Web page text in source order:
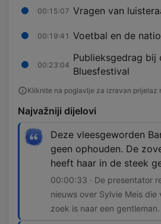
00:15:07 Vragen van
00:19:41 Voetbal en de
00:23:04
Publieksgedrag bij
Bluesfestival
Kliknite na poglavlje za izravan prijelaz
Najvažniji dijelovi
Deze vleesgeworden
geen ophouden. De
heeft haar in de steek
00:00:33 · De presentator
nieuws over Sylvie Meis die
zoek is naar een gentleman.